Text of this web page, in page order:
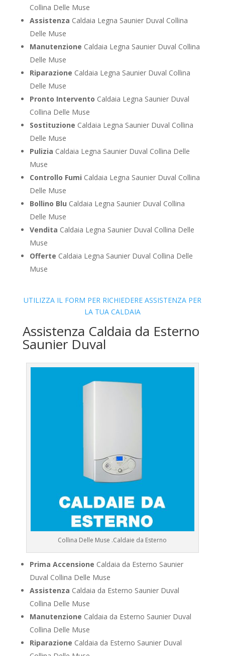
Collina Delle Muse
Assistenza Caldaia Legna Saunier Duval Collina
Delle Muse
Manutenzione Caldaia Legna Saunier Duval Collina
Delle Muse
Riparazione Caldaia Legna Saunier Duval Collina
Delle Muse
Pronto Intervento Caldaia Legna Saunier Duval
Collina Delle Muse
Sostituzione Caldaia Legna Saunier Duval Collina
Delle Muse
Pulizia Caldaia Legna Saunier Duval Collina Delle
Muse
Controllo Fumi Caldaia Legna Saunier Duval Collina
Delle Muse
Bollino Blu Caldaia Legna Saunier Duval Collina
Delle Muse
Vendita Caldaia Legna Saunier Duval Collina Delle
Muse
Offerte Caldaia Legna Saunier Duval Collina Delle
Muse
UTILIZZA IL FORM PER RICHIEDERE ASSISTENZA PER
LA TUA CALDAIA
Assistenza Caldaia da Esterno
Saunier Duval
Collina Delle Muse .Caldaie da Esterno
Prima Accensione Caldaia da Esterno Saunier
Duval Collina Delle Muse
Assistenza Caldaia da Esterno Saunier Duval
Collina Delle Muse
Manutenzione Caldaia da Esterno Saunier Duval
Collina Delle Muse
Riparazione Caldaia da Esterno Saunier Duval